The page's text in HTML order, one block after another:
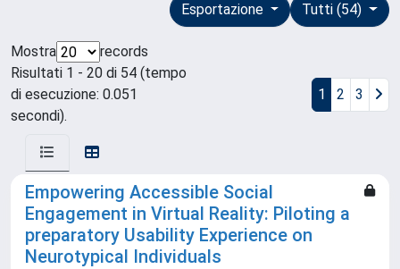
Tutti (54)
Esportazione
Mostra
records
Risultati 1 - 20 di 54 (tempo
di esecuzione: 0.051
secondi).
1 2 3
Empowering Accessible Social
Engagement in Virtual Reality: Piloting a
preparatory Usability Experience on
Neurotypical Individuals